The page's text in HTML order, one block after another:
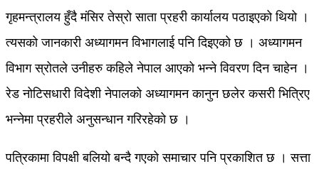
गृहमन्त्रालय हुँदै मंसिर तेस्रो साता प्रहरी कार्यालय पठाइएको थियो ।
त्यसको जानकारी अध्यागमन विभागलाई पनि दिइएको छ । अध्यागमन
विभाग स्रोतले उनीहरु कहिले नेपाल आएको भन्ने विवरण दिन चाहेन ।
रेड नोटिसधारी विदेशी नेपालको अध्यागमन कानुन छलेर कसरी भित्रिए
भन्नेमा प्रहरीले अनुसन्धान गरिरहेको छ ।
पत्रिकामा विपक्षी बलियो बन्दै गएको समाचार पनि प्रकाशित छ । सत्ता